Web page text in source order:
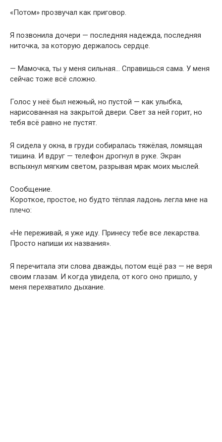
«Потом» прозвучал как приговор.
Я позвонила дочери — последняя надежда, последняя
ниточка, за которую держалось сердце.
— Мамочка, ты у меня сильная… Справишься сама. У меня
сейчас тоже всё сложно.
Голос у неё был нежный, но пустой — как улыбка,
нарисованная на закрытой двери. Свет за ней горит, но
тебя всё равно не пустят.
Я сидела у окна, в груди собиралась тяжёлая, ломящая
тишина. И вдруг — телефон дрогнул в руке. Экран
вспыхнул мягким светом, разрывая мрак моих мыслей.
Сообщение.
Короткое, простое, но будто тёплая ладонь легла мне на
плечо:
«Не переживай, я уже иду. Принесу тебе все лекарства.
Просто напиши их названия».
Я перечитала эти слова дважды, потом ещё раз — не веря
своим глазам. И когда увидела, от кого оно пришло, у
меня перехватило дыхание.